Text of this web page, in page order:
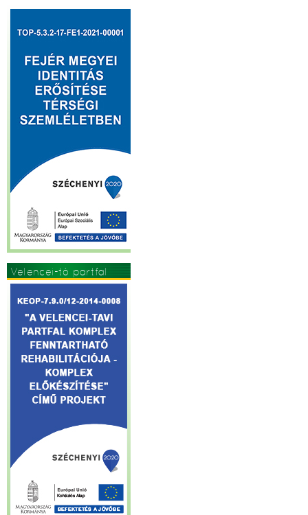
Velencei-tó partfal